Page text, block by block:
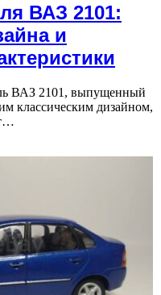
ВАЗ 2101:
и
ВАЗ 2101, выпущенный
классическим дизайном,